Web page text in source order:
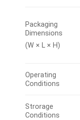
Packaging
Dimensions
(W × L × H)
Operating
Conditions
Strorage
Conditions